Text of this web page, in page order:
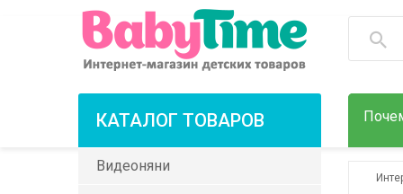
КАТАЛОГ ТОВАРОВ
Видеоняни